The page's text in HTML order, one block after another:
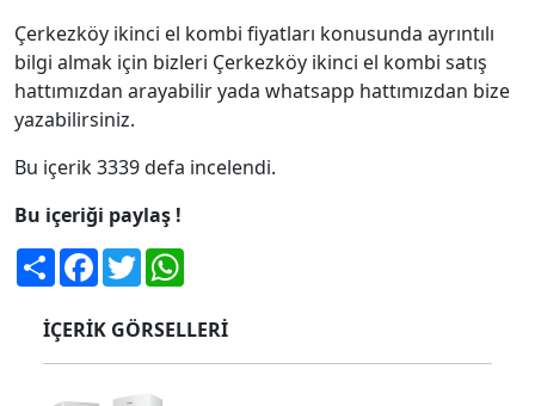
Çerkezköy ikinci el kombi fiyatları konusunda ayrıntılı
bilgi almak için bizleri Çerkezköy ikinci el kombi satış
hattımızdan arayabilir yada whatsapp hattımızdan bize
yazabilirsiniz.
Bu içerik 3339 defa incelendi.
Bu içeriği paylaş !
ShareFacebook
Twitter
İÇERİK GÖRSELLERİ